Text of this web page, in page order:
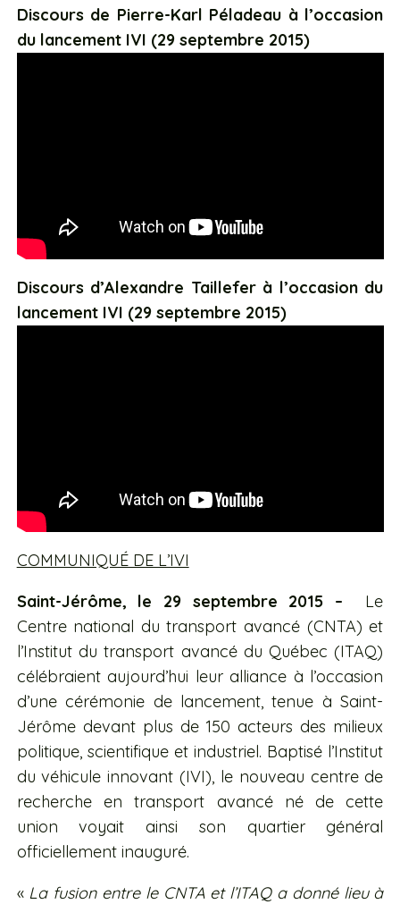
Discours de Pierre-Karl Péladeau à l’occasion
du lancement IVI (29 septembre 2015)
Discours d’Alexandre Taillefer à l’occasion du
lancement IVI (29 septembre 2015)
COMMUNIQUÉ DE L’IVI
Saint-Jérôme, le 29 septembre 2015 – Le
Centre national du transport avancé (CNTA) et
l’Institut du transport avancé du Québec (ITAQ)
célébraient aujourd’hui leur alliance à l’occasion
d’une cérémonie de lancement, tenue à Saint-
Jérôme devant plus de 150 acteurs des milieux
politique, scientifique et industriel. Baptisé l’Institut
du véhicule innovant (IVI), le nouveau centre de
recherche en transport avancé né de cette
union voyait ainsi son quartier général
officiellement inauguré.
« La fusion entre le CNTA et l’ITAQ a donné lieu à